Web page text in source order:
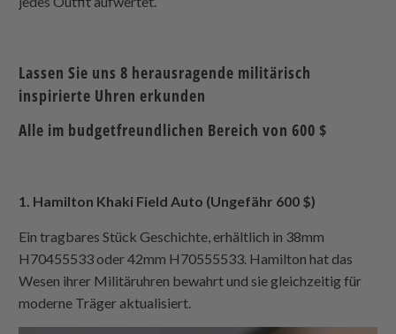
Lassen Sie uns 8 herausragende militärisch
inspirierte Uhren erkunden
Alle im budgetfreundlichen Bereich von 600 $
1. Hamilton Khaki Field Auto (Ungefähr 600 $)
Ein tragbares Stück Geschichte, erhältlich in 38mm
H70455533 oder 42mm H70555533. Hamilton hat das
Wesen ihrer Militäruhren bewahrt und sie gleichzeitig für
moderne Träger aktualisiert.